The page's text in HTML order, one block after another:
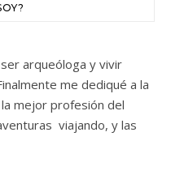
ser arqueóloga y vivir
me dediqué a la
mejor profesión del
viajando, y las